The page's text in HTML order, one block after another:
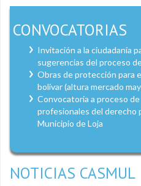
CONVOCATORIAS
Invitación a la ciudadanía
sugerencias del proceso
Obras de protección para
bolívar (altura mercado
Convocatoria a proceso
profesionales del derecho
Municipio de Loja
NOTICIAS CASMUL